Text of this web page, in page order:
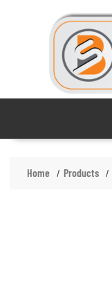
Home Products